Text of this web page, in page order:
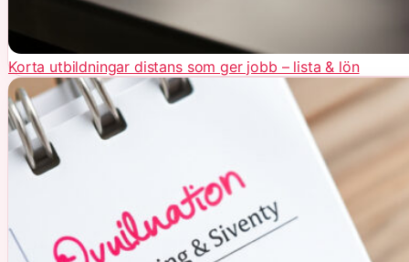
Korta utbildningar distans som ger jobb – lista & lön